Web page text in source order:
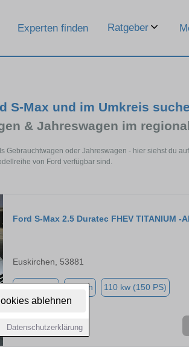
ablehnen
Datenschutzerklärung
Experten finden Ratgeber
S-Max und im Umkreis
& Jahreswagen im
Gebrauchtwagen oder Jahreswagen - hier siehst du
von Ford verfügbar sind.
Ford S-Max 2.5 Duratec FHEV TITANIUM -
Euskirchen, 53881
Benzin 110 kw (150 PS)